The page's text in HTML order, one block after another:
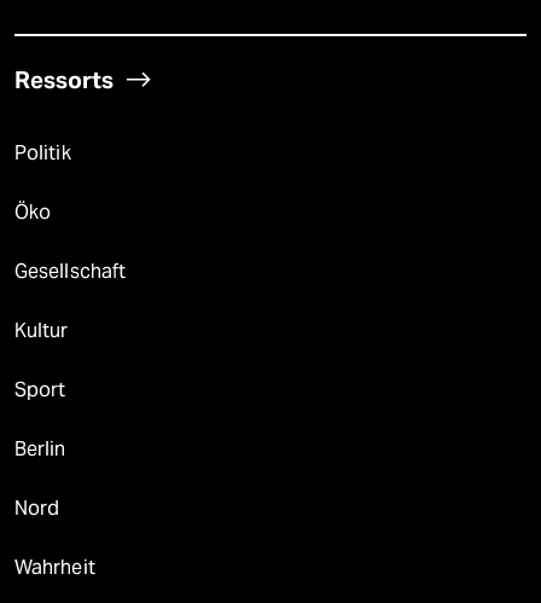
Ressorts
Politik
Öko
Gesellschaft
Kultur
Sport
Berlin
Nord
Wahrheit